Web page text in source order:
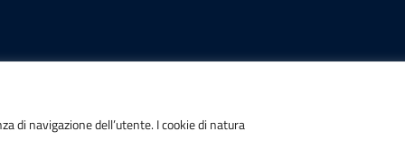
di navigazione dell’utente. I cookie di natura